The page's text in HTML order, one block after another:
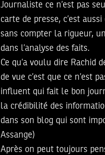
Journaliste ce n’est pas
carte de presse, c’est
sans compter la rigueur,
dans l’analyse des faits.
Ce qu’a voulu dire Rachid
de vue c’est que ce n’est
influent qui fait le bon
la crédibilité des
dans son blog qui sont
Assange)
Après on peut toujours